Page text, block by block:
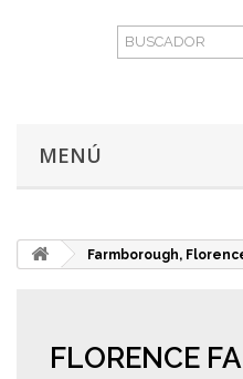
MENÚ
Farmborough,
FLORENCE